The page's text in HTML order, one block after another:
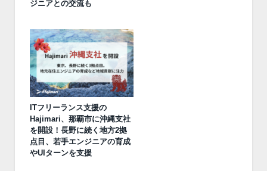
ジニアとの交流も
ITフリーランス支援の
Hajimari、那覇市に沖縄支社
を開設！長野に続く地方2拠
点目、若手エンジニアの育成
やUIターンを支援